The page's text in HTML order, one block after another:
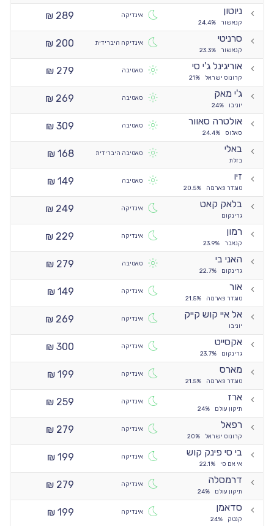
ניוטון
קנאשור 24.4%
אינדיקה
289 ₪
סרניטי
קנאשור 23.3%
אינדיקה היברידית
200 ₪
אוריגינל ג'י סי
קרונוס ישראל 21%
סאטיבה
279 ₪
ג'י מאק
יוניבו 24%
סאטיבה
269 ₪
אולטרה סאוור
סאלוס 24.4%
סאטיבה
309 ₪
באלי
בזלת
סאטיבה היברידית
168 ₪
זיו
טוגדר פארמה 20.5%
סאטיבה
149 ₪
בלאק קאט
גרינקום
אינדיקה
249 ₪
רמון
קנאבר 23.9%
אינדיקה
229 ₪
האני בי
גרינקום 22.7%
סאטיבה
279 ₪
אור
טוגדר פארמה 21.5%
אינדיקה
149 ₪
אל איי קוש קייק
יוניבו
אינדיקה
269 ₪
אקסייט
גרינקום 23.7%
אינדיקה
300 ₪
מארס
טוגדר פארמה 21.5%
אינדיקה
199 ₪
ארז
תיקון עולם 24%
אינדיקה
259 ₪
רפאל
קרונוס ישראל 20%
אינדיקה
279 ₪
בי סי פינק קוש
אי אם סי 22.1%
אינדיקה
199 ₪
דרמסלה
תיקון עולם 24%
אינדיקה
279 ₪
סדאמן
קנטק 24%
אינדיקה 199 ₪